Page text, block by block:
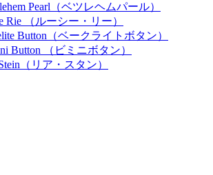
Pearl（ベツレヘムパール）
Rie （ルーシー・リー）
Button（ベークライトボタン）
Button （ビミニボタン）
（リア・スタン）